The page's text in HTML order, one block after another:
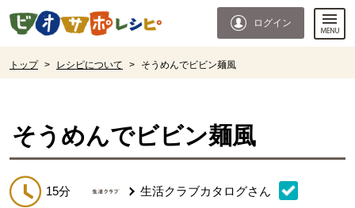
ページの先頭です。
ログイン
トップ > レシピについて > そうめんでビビン麺風
そうめんでビビン麺風
15分 生活クラブカタログさん